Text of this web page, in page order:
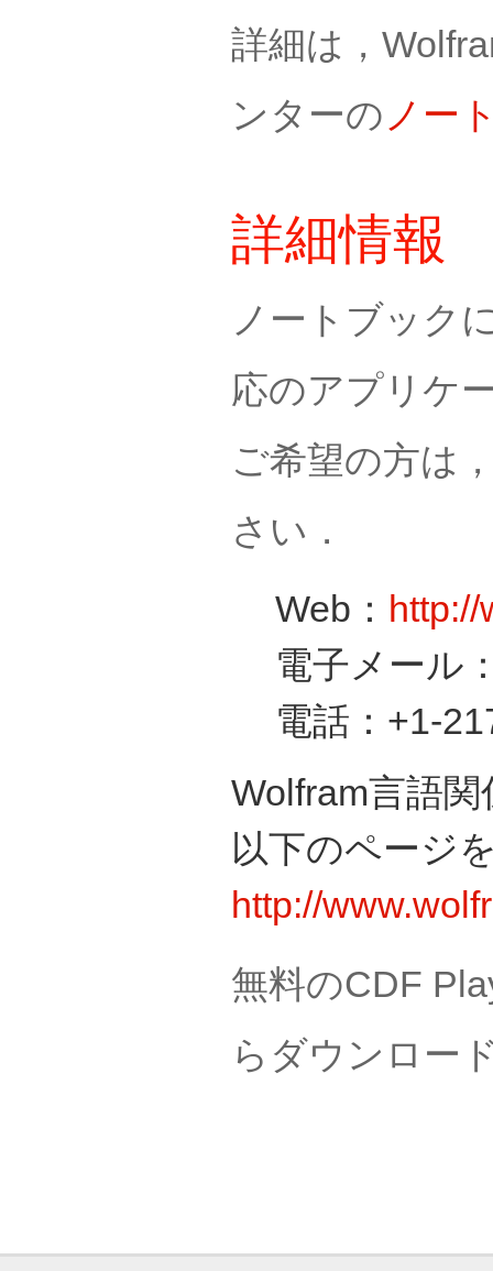
詳細は，
ンターの ノー
詳細情報
ノートブック
応のアプリケ
ご希望の方は
さい．
Web： http://
電子メール
電話：+1-
Wolfram言語
以下のページ
http://
無料のCDF
らダウンロー